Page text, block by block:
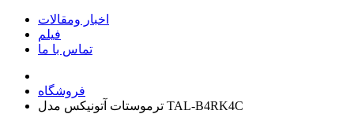
اخبار ومقالات
فیلم
تماس با ما
فروشگاه
ترموستات آتونیکس مدل TAL-B4RK4C